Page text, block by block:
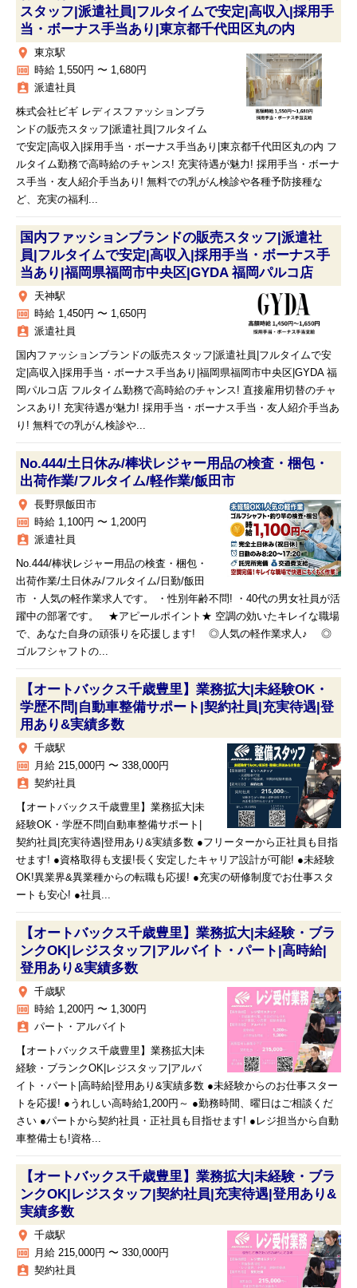
スタッフ|派遣社員|フルタイムで安定|高収入|採用手
当・ボーナス手当あり|東京都千代田区丸の内
place 東京駅
money 時給 1,550円 〜 1,680円
assignment_ind 派遣社員
株式会社ビギ レディスファッションブラ
ンドの販売スタッフ|派遣社員|フルタイム
で安定|高収入|採用手当・ボーナス手当あり|東京都千代田区丸の内 フ
ルタイム勤務で高時給のチャンス! 充実待遇が魅力! 採用手当・ボーナ
ス手当・友人紹介手当あり! 無料での乳がん検診や各種予防接種な
ど、充実の福利...
国内ファッションブランドの販売スタッフ|派遣社
員|フルタイムで安定|高収入|採用手当・ボーナス手
当あり|福岡県福岡市中央区|GYDA 福岡パルコ店
place 天神駅
money 時給 1,450円 〜 1,650円
assignment_ind 派遣社員
国内ファッションブランドの販売スタッフ|派遣社員|フルタイムで安
定|高収入|採用手当・ボーナス手当あり|福岡県福岡市中央区|GYDA 福
岡パルコ店 フルタイム勤務で高時給のチャンス! 直接雇用切替のチャ
ンスあり! 充実待遇が魅力! 採用手当・ボーナス手当・友人紹介手当あ
り! 無料での乳がん検診や...
No.444/土日休み/棒状レジャー用品の検査・梱包・
出荷作業/フルタイム/軽作業/飯田市
place 長野県飯田市
money 時給 1,100円 〜 1,200円
assignment_ind 派遣社員
No.444/棒状レジャー用品の検査・梱包・
出荷作業/土日休み/フルタイム/日勤/飯田
市 ・人気の軽作業求人です。 ・性別年齢不問! ・40代の男女社員が活
躍中の部署です。 ★アピールポイント★ 空調の効いたキレイな職場
で、あなた自身の頑張りを応援します! ◎人気の軽作業求人♪ ◎
ゴルフシャフトの...
【オートバックス千歳豊里】業務拡大|未経験OK・
学歴不問|自動車整備サポート|契約社員|充実待遇|登
用あり&実績多数
place 千歳駅
money 月給 215,000円 〜 338,000円
assignment_ind 契約社員
【オートバックス千歳豊里】業務拡大|未
経験OK・学歴不問|自動車整備サポート|
契約社員|充実待遇|登用あり&実績多数 ●フリーターから正社員も目指
せます! ●資格取得も支援!長く安定したキャリア設計が可能! ●未経験
OK!異業界&異業種からの転職も応援! ●充実の研修制度でお仕事スタ
ートも安心! ●社員...
【オートバックス千歳豊里】業務拡大|未経験・ブラ
ンクOK|レジスタッフ|アルバイト・パート|高時給|
登用あり&実績多数
place 千歳駅
money 時給 1,200円 〜 1,300円
assignment_ind パート・アルバイト
【オートバックス千歳豊里】業務拡大|未
経験・ブランクOK|レジスタッフ|アルバ
イト・パート|高時給|登用あり&実績多数 ●未経験からのお仕事スター
トを応援! ●うれしい高時給1,200円～ ●勤務時間、曜日はご相談くだ
さい ●パートから契約社員・正社員も目指せます! ●レジ担当から自動
車整備士も!資格...
【オートバックス千歳豊里】業務拡大|未経験・ブラ
ンクOK|レジスタッフ|契約社員|充実待遇|登用あり&
実績多数
place 千歳駅
money 月給 215,000円 〜 330,000円
assignment_ind 契約社員